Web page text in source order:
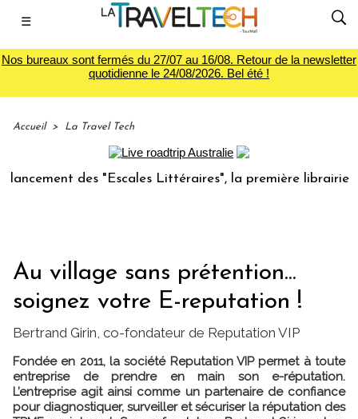
☰
Nos bureaux sont fermés du 27/07 au 16/08. Retour de la newsletter
quotidienne le 24/08/2026. Bel été !
Accueil > La Travel Tech
des "Escales Littéraires", la première librairie du
Au village sans prétention...
soignez votre E-reputation !
Bertrand Girin, co-fondateur de Reputation VIP
Fondée en 2011, la société Reputation VIP permet à toute
entreprise de prendre en main son e-réputation.
L’entreprise agit ainsi comme un partenaire de confiance
pour diagnostiquer, surveiller et sécuriser la réputation des